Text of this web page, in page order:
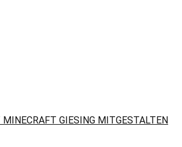
GIESING MITGESTALTEN